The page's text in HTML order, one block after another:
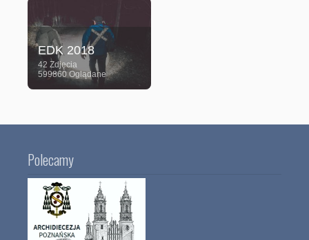
EDK 2018
42 Zdjęcia
599860 Oglądane
Polecamy